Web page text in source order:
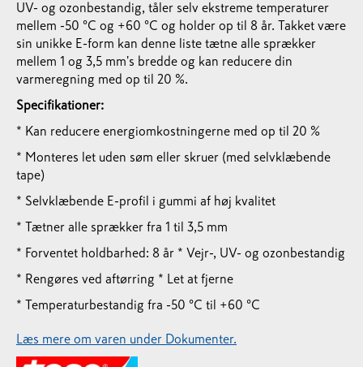
UV- og ozonbestandig, tåler selv ekstreme temperaturer
mellem -50 °C og +60 °C og holder op til 8 år. Takket være
sin unikke E-form kan denne liste tætne alle sprækker
mellem 1 og 3,5 mm's bredde og kan reducere din
varmeregning med op til 20 %.
Specifikationer:
* Kan reducere energiomkostningerne med op til 20 %
* Monteres let uden søm eller skruer (med selvklæbende
tape)
* Selvklæbende E-profil i gummi af høj kvalitet
* Tætner alle sprækker fra 1 til 3,5 mm
* Forventet holdbarhed: 8 år * Vejr-, UV- og ozonbestandig
* Rengøres ved aftørring * Let at fjerne
* Temperaturbestandig fra -50 °C til +60 °C
Læs mere om varen under Dokumenter.